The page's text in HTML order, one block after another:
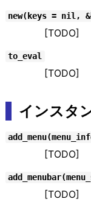
new(keys = nil,
[TODO]
to_eval
[TODO]
インスタ
[TODO]
[TODO]